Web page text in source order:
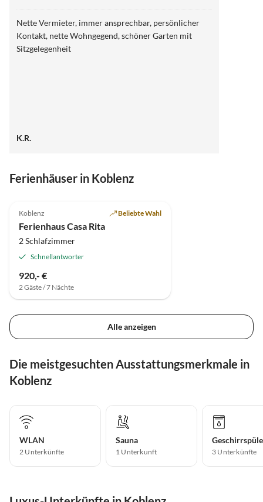
Nette Vermieter, immer ansprechbar, persönlicher
Kontakt, nette Wohngegend, schöner Garten mit
Sitzgelegenheit
K.R.
Ferienhäuser in Koblenz
Koblenz Beliebte Wahl
Ferienhaus Casa Rita
2 Schlafzimmer
Schnellantworter
920,- €
2 Gäste / 7 Nächte
Alle anzeigen
Die meistgesuchten Ausstattungsmerkmale in
Koblenz
WLAN
2 Unterkünfte
Sauna
1 Unterkunft 3 Unterkünfte